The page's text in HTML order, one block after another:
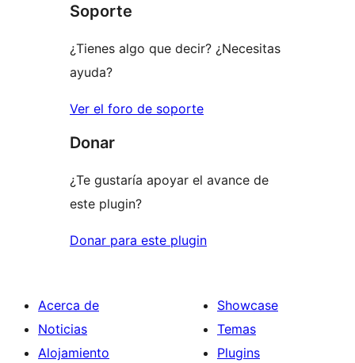
estrellas
Soporte
¿Tienes algo que decir? ¿Necesitas
ayuda?
Ver el foro de soporte
Donar
¿Te gustaría apoyar el avance de
este plugin?
Donar para este plugin
Acerca de
Noticias
Alojamiento
Showcase
Temas
Plugins